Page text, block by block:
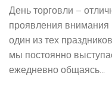
День торговли –
проявления внимания
один из тех
мы постоянно
ежедневно общаясь...